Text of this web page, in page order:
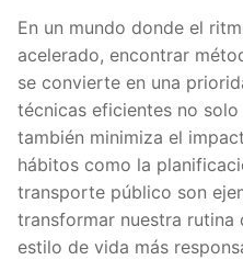
En un mundo donde el
acelerado, encontrar
se convierte en una
técnicas eficientes no
también minimiza el
hábitos como la
transporte público son
transformar nuestra rutina
estilo de vida más